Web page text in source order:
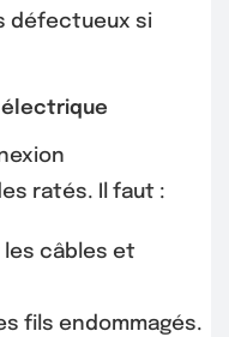
défectueux si
électrique
ratés. Il faut :
les câbles et
fils endommagés.